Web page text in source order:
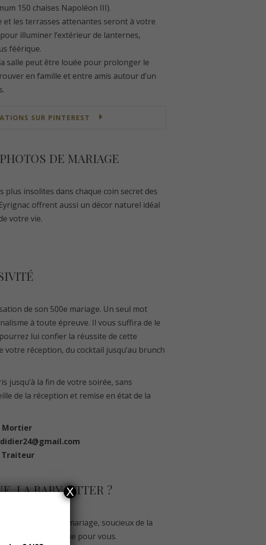
150 chaises Napoléon III).
et les terrasses attenantes seront à votre
illuminer l’extérieur de lanternes,
féérique.
salle peut être louée pour prolonger le
en famille et entre amis autour d’un
SUR PINTEREST
DE MARIAGE
insolites dans chaque coin secret des
offrent aussi un décor naturel idéal
votre vie.
de son 500e mariage. Un seul mot
à toute épreuve. Il vous suffira de le
lui confier la réussite de cette
votre réception, du cocktail jusqu’au brunch
jusqu’à la fin de votre soirée, sans
de la réception et remise en état de la
Mortier
Traiteur
LA BABY SITTER ?
confirmés du mariage, soucieux de la
qu’il soit unique pour vous.
X